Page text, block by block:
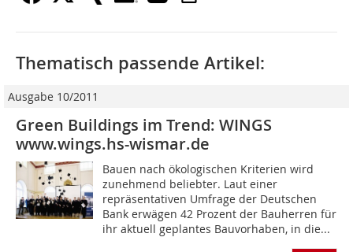
Thematisch passende Artikel:
Ausgabe 10/2011
Green Buildings im Trend: WINGS
www.wings.hs-wismar.de
Bauen nach ökologischen Kriterien wird
zunehmend beliebter. Laut einer
repräsentativen Umfrage der Deutschen
Bank erwägen 42 Prozent der Bauherren für
ihr aktuell geplantes Bauvorhaben, in die...